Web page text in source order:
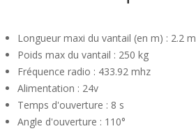
Longueur maxi du vantail (en m) : 2.2 m
Poids max du vantail : 250 kg
Fréquence radio : 433.92 mhz
Alimentation : 24v
Temps d'ouverture : 8 s
Angle d'ouverture : 110°